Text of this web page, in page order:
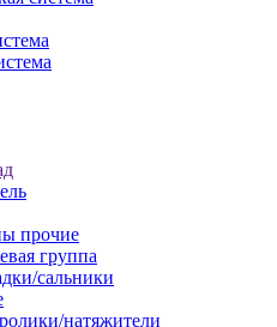
прочие
группа
сальники
натяжители